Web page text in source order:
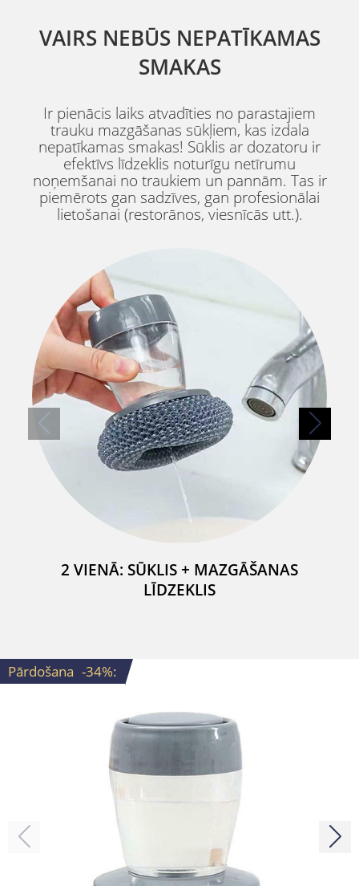
VAIRS NEBŪS NEPATĪKAMAS
SMAKAS
Ir pienācis laiks atvadīties no parastajiem
trauku mazgāšanas sūkļiem, kas izdala
nepatīkamas smakas! Sūklis ar dozatoru ir
efektīvs līdzeklis noturīgu netīrumu
noņemšanai no traukiem un pannām. Tas ir
piemērots gan sadzīves, gan profesionālai
lietošanai (restorānos, viesnīcās utt.).
2 VIENĀ: SŪKLIS + MAZGĀŠANAS
LĪDZEKLIS
Pārdošana -34%: